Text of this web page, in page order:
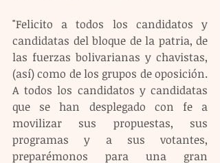
"Felicito a todos los candidatos y
candidatas del bloque de la patria, de
las fuerzas bolivarianas y chavistas,
(así) como de los grupos de oposición.
A todos los candidatos y candidatas
que se han desplegado con fe a
movilizar sus propuestas, sus
programas y a sus votantes,
preparémonos para una gran